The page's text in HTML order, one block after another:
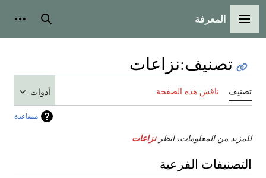
القائمة الرئيسية
المعرفة بحث
تصنيف:نزاعات
تصنيف ناقش هذه الصفحة أدوات
مساعدة
للمزيد من المعلومات، انظرنزاعات
التصنيفات الفرعية